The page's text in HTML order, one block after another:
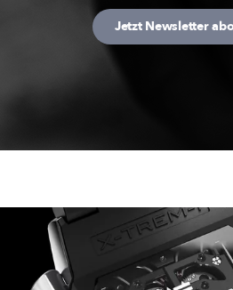
Jetzt Newsletter